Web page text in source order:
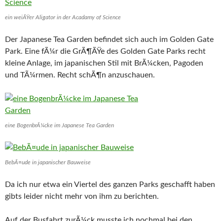
ein weiÃŸer Aligator in der Acadamy of Science
Der Japanese Tea Garden befindet sich auch im Golden Gate
Park. Eine fÃ¼r die GrÃ¶ÃŸe des Golden Gate Parks recht
kleine Anlage, im japanischen Stil mit BrÃ¼cken, Pagoden
und TÃ¼rmen. Recht schÃ¶n anzuschauen.
eine BogenbrÃ¼cke im Japanese Tea Garden
BebÃ¤ude in japanischer Bauweise
Da ich nur etwa ein Viertel des ganzen Parks geschafft haben
gibts leider nicht mehr von ihm zu berichten.